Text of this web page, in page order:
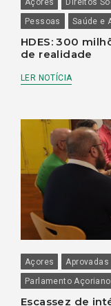
Açores Direitos
Pessoas
Saúde e
HDES: 300
de realidade
LER NOTÍCIA
Açores Aprovadas
Parlamento Açoriano
Escassez de